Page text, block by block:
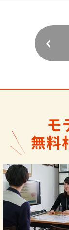
モ
無料